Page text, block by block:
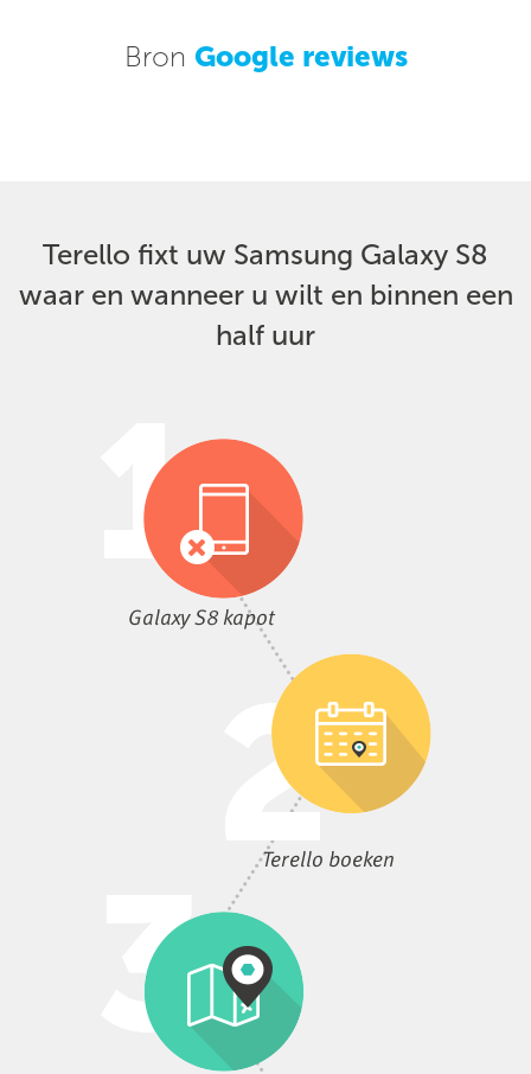
Bron Google reviews
Terello fixt uw Samsung Galaxy S8
waar en wanneer u wilt en binnen een
half uur
Galaxy S8 kapot
Terello boeken